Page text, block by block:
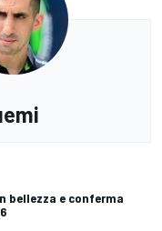
bellezza e conferma